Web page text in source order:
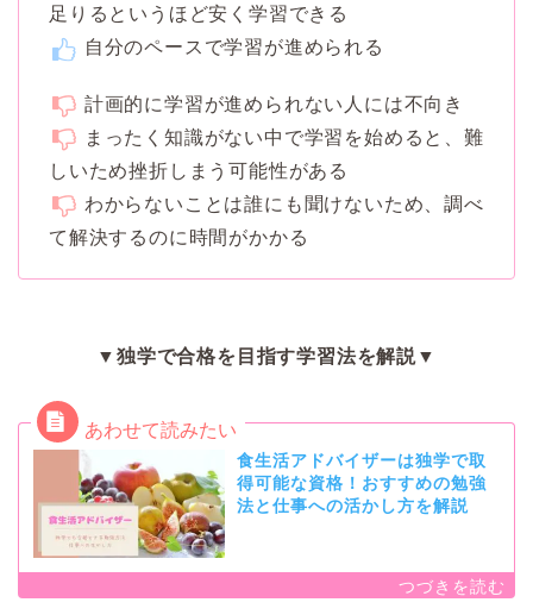
足りるというほど安く学習できる
自分のペースで学習が進められる
計画的に学習が進められない人には不向き
まったく知識がない中で学習を始めると、難
しいため挫折しまう可能性がある
わからないことは誰にも聞けないため、調べ
て解決するのに時間がかかる
▼独学で合格を目指す学習法を解説▼
食生活アドバイザーは独学で取
得可能な資格！おすすめの勉強
法と仕事への活かし方を解説